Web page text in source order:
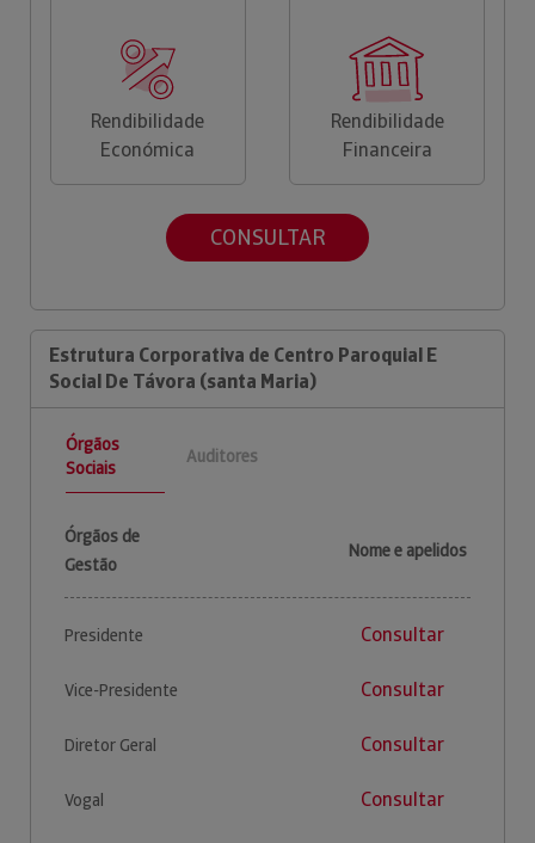
Rendibilidade
Económica
Rendibilidade
Financeira
CONSULTAR
Estrutura Corporativa de Centro Paroquial E
Social De Távora (santa Maria)
Órgãos
Sociais
Auditores
Órgãos de
Gestão
Nome e apelidos
Presidente Consultar
Vice-Presidente Consultar
Diretor Geral Consultar
Vogal Consultar